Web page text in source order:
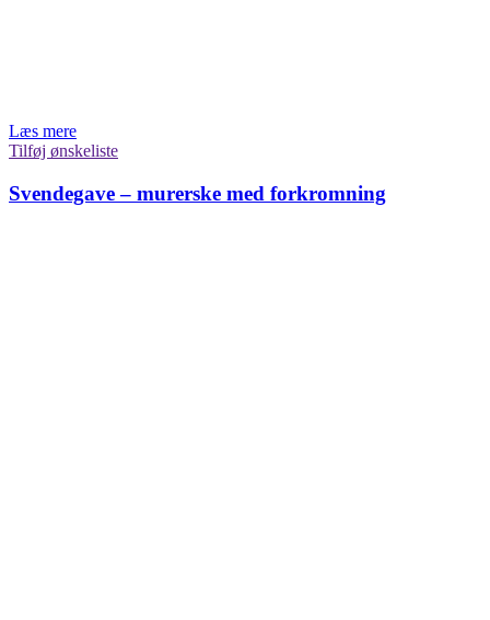
Læs mere
Tilføj ønskeliste
Svendegave – murerske med forkromning